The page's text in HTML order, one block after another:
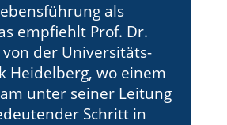
als
empfiehlt Prof. Dr.
von der Universitäts-
Heidelberg, wo einem
unter seiner Leitung
Schritt in